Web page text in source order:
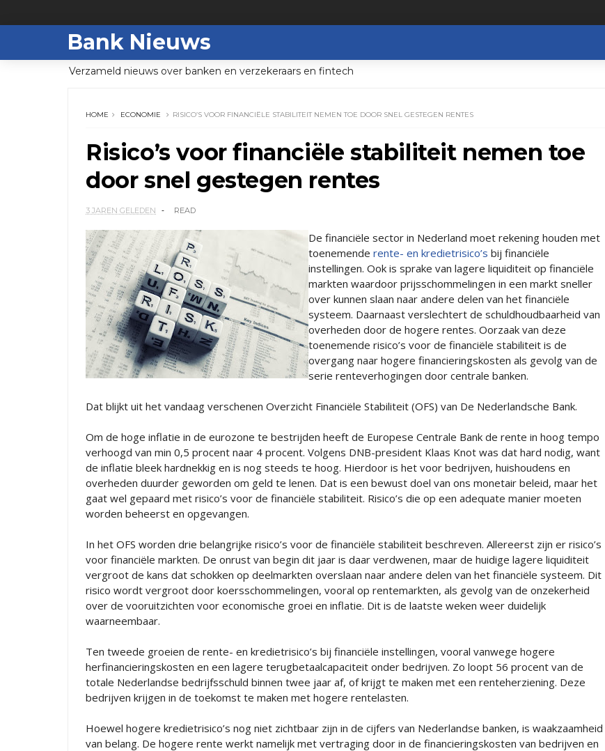
Bank Nieuws
Verzameld nieuws over banken en verzekeraars en fintech
HOME ECONOMIE RISICO’S VOOR FINANCIËLE STABILITEIT NEMEN TOE DOOR SNEL GESTEGEN RENTES
Risico’s voor financiële stabiliteit nemen toe
door snel gestegen rentes
3 JAREN GELEDEN READ
De financiële sector in Nederland moet rekening houden met
toenemende rente- en kredietrisico’s bij financiële
instellingen. Ook is sprake van lagere liquiditeit op financiële
markten waardoor prijsschommelingen in een markt sneller
over kunnen slaan naar andere delen van het financiële
systeem. Daarnaast verslechtert de schuldhoudbaarheid van
overheden door de hogere rentes. Oorzaak van deze
toenemende risico’s voor de financiële stabiliteit is de
overgang naar hogere financieringskosten als gevolg van de
serie renteverhogingen door centrale banken.
Dat blijkt uit het vandaag verschenen Overzicht Financiële Stabiliteit (OFS) van De Nederlandsche Bank.
Om de hoge inflatie in de eurozone te bestrijden heeft de Europese Centrale Bank de rente in hoog tempo
verhoogd van min 0,5 procent naar 4 procent. Volgens DNB-president Klaas Knot was dat hard nodig, want
de inflatie bleek hardnekkig en is nog steeds te hoog. Hierdoor is het voor bedrijven, huishoudens en
overheden duurder geworden om geld te lenen. Dat is een bewust doel van ons monetair beleid, maar het
gaat wel gepaard met risico’s voor de financiële stabiliteit. Risico’s die op een adequate manier moeten
worden beheerst en opgevangen.
In het OFS worden drie belangrijke risico’s voor de financiële stabiliteit beschreven. Allereerst zijn er risico’s
voor financiële markten. De onrust van begin dit jaar is daar verdwenen, maar de huidige lagere liquiditeit
vergroot de kans dat schokken op deelmarkten overslaan naar andere delen van het financiële systeem. Dit
risico wordt vergroot door koersschommelingen, vooral op rentemarkten, als gevolg van de onzekerheid
over de vooruitzichten voor economische groei en inflatie. Dit is de laatste weken weer duidelijk
waarneembaar.
Ten tweede groeien de rente- en kredietrisico’s bij financiële instellingen, vooral vanwege hogere
herfinancieringskosten en een lagere terugbetaalcapaciteit onder bedrijven. Zo loopt 56 procent van de
totale Nederlandse bedrijfsschuld binnen twee jaar af, of krijgt te maken met een renteherziening. Deze
bedrijven krijgen in de toekomst te maken met hogere rentelasten.
Hoewel hogere kredietrisico’s nog niet zichtbaar zijn in de cijfers van Nederlandse banken, is waakzaamheid
van belang. De hogere rente werkt namelijk met vertraging door in de financieringskosten van bedrijven en